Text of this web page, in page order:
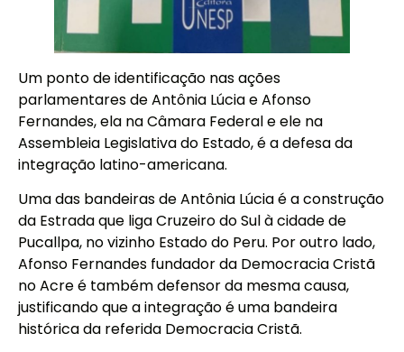
Um ponto de identificação nas ações
parlamentares de Antônia Lúcia e Afonso
Fernandes, ela na Câmara Federal e ele na
Assembleia Legislativa do Estado, é a defesa da
integração latino-americana.
Uma das bandeiras de Antônia Lúcia é a construção
da Estrada que liga Cruzeiro do Sul à cidade de
Pucallpa, no vizinho Estado do Peru. Por outro lado,
Afonso Fernandes fundador da Democracia Cristã
no Acre é também defensor da mesma causa,
justificando que a integração é uma bandeira
histórica da referida Democracia Cristã.